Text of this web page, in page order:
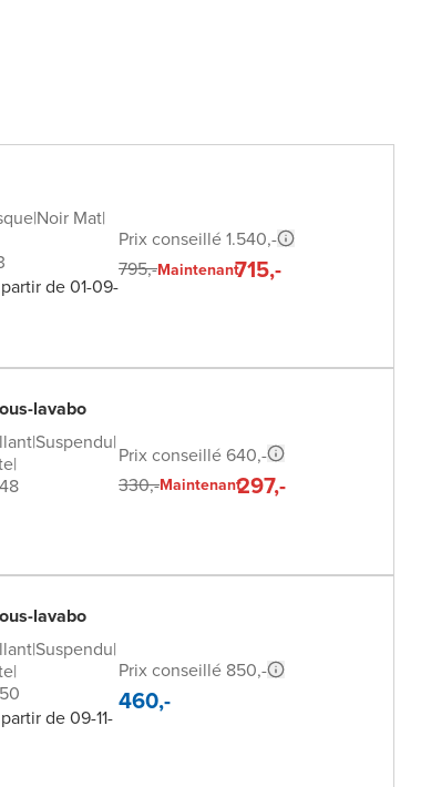
|Noir Mat|
de 01-09-
Prix conseillé 1.540,-
795,-Maintenant715,-
lavabo
|Suspendu|
|
Prix conseillé 640,-
330,-Maintenant297,-
lavabo
|Suspendu|
|
de 09-11-
Prix conseillé 850,-
460,-